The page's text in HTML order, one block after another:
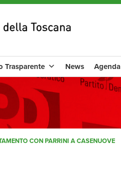
Trasparente News Agenda
CON PARRINI A CASENUOVE